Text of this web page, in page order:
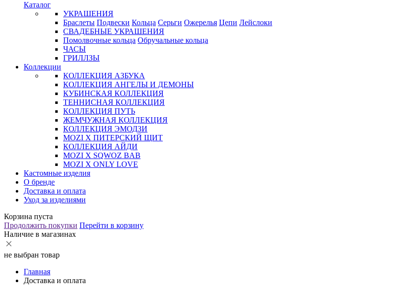
Каталог
УКРАШЕНИЯ
Браслеты Подвески Кольца Серьги Ожерелья Цепи Лейслоки
СВАДЕБНЫЕ УКРАШЕНИЯ
Помолвочные кольца Обручальные кольца
ЧАСЫ
ГРИЛЛЗЫ
Коллекции
КОЛЛЕКЦИЯ АЗБУКА
КОЛЛЕКЦИЯ АНГЕЛЫ И ДЕМОНЫ
КУБИНСКАЯ КОЛЛЕКЦИЯ
ТЕННИСНАЯ КОЛЛЕКЦИЯ
КОЛЛЕКЦИЯ ПУТЬ
ЖЕМЧУЖНАЯ КОЛЛЕКЦИЯ
КОЛЛЕКЦИЯ ЭМОДЗИ
MOZI X ПИТЕРСКИЙ ЩИТ
КОЛЛЕКЦИЯ АЙДИ
MOZI X SQWOZ BAB
MOZI X ONLY LOVE
Кастомные изделия
О бренде
Доставка и оплата
Уход за изделиями
Корзина пуста
Продолжить покупки Перейти в корзину
Наличие в магазинах
не выбран товар
Главная
Доставка и оплата